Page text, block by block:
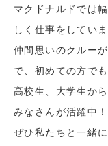
マクドナルドでは
しく仕事をしていま
仲間思いのクルー
で、初めての方で
高校生、大学生か
みなさんが活躍中
ぜひ私たちと一緒